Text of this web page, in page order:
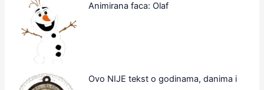
Animirana faca: Olaf
Ovo NIJE tekst o godinama, danima i